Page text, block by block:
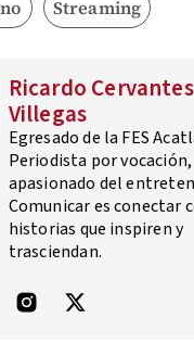
Streaming
Ricardo Cervantes
Villegas
Egresado de la FES
Periodista por vocación,
apasionado del
Comunicar es conectar
historias que inspiren y
trasciendan.